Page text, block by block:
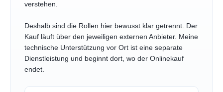
verstehen.
Deshalb sind die Rollen hier bewusst klar getrennt. Der
Kauf läuft über den jeweiligen externen Anbieter. Meine
technische Unterstützung vor Ort ist eine separate
Dienstleistung und beginnt dort, wo der Onlinekauf
endet.